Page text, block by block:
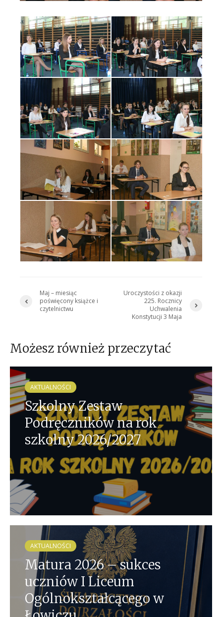
Maj – miesiąc
poświęcony książce i
czytelnictwu
Uroczystości z okazji
225. Rocznicy
Uchwalenia
Konstytucji 3 Maja
Możesz również przeczytać
AKTUALNOŚCI
Szkolny Zestaw
Podręczników na rok
szkolny 2026/2027
AKTUALNOŚCI
Matura 2026 – sukces
uczniów I Liceum
Ogólnokształcącego w